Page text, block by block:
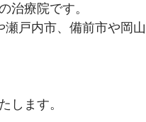
治療院です。
戸内市、備前市や岡
します。